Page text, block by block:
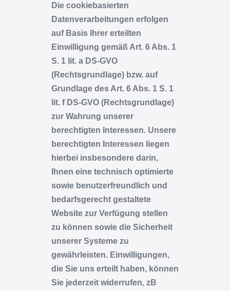
Die cookiebasierten
Datenverarbeitungen erfolgen
auf Basis Ihrer erteilten
Einwilligung gemäß Art. 6 Abs. 1
S. 1 lit. a DS-GVO
(Rechtsgrundlage) bzw. auf
Grundlage des Art. 6 Abs. 1 S. 1
lit. f DS-GVO (Rechtsgrundlage)
zur Wahrung unserer
berechtigten Interessen. Unsere
berechtigten Interessen liegen
hierbei insbesondere darin,
Ihnen eine technisch optimierte
sowie benutzerfreundlich und
bedarfsgerecht gestaltete
Website zur Verfügung stellen
zu können sowie die Sicherheit
unserer Systeme zu
gewährleisten. Einwilligungen,
die Sie uns erteilt haben, können
Sie jederzeit widerrufen, zB